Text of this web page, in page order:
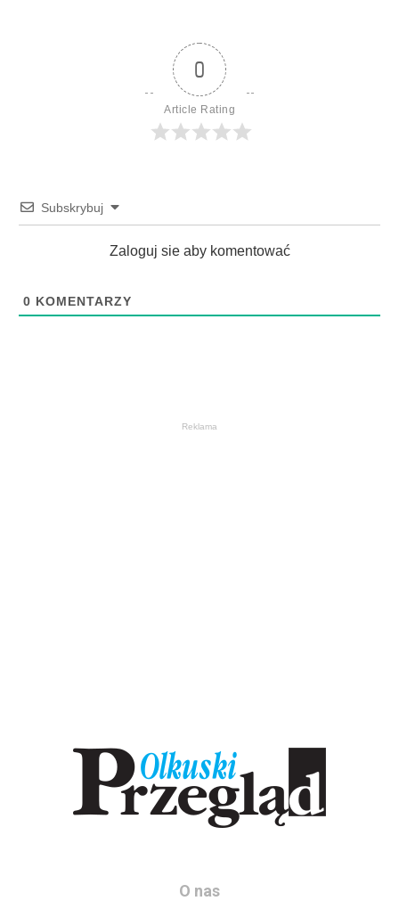
0
Article Rating
Subskrybuj
Zaloguj sie aby komentować
0 KOMENTARZY
Reklama
O nas